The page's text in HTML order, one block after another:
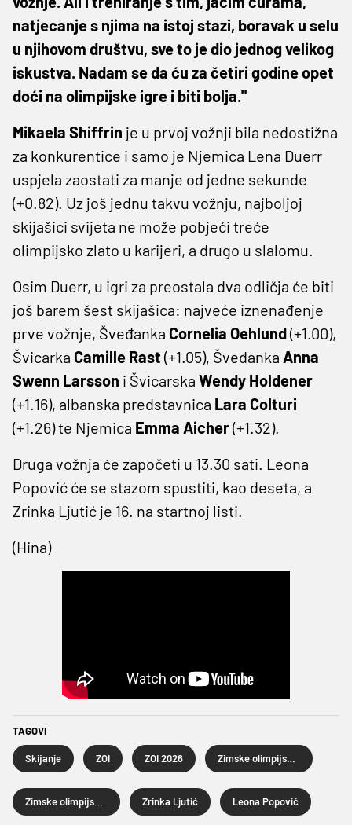
natjecanje s njima na istoj stazi, boravak u selu
u njihovom društvu, sve to je dio jednog velikog
iskustva. Nadam se da ću za četiri godine opet
doći na olimpijske igre i biti bolja."
Mikaela Shiffrin je u prvoj vožnji bila nedostižna
za konkurentice i samo je Njemica Lena Duerr
uspjela zaostati za manje od jedne sekunde
(+0.82). Uz još jednu takvu vožnju, najboljoj
skijašici svijeta ne može pobjeći treće
olimpijsko zlato u karijeri, a drugo u slalomu.
Osim Duerr, u igri za preostala dva odličja će biti
još barem šest skijašica: najveće iznenađenje
prve vožnje, Šveđanka Cornelia Oehlund(+1.00),
Švicarka Camille Rast (+1.05), Šveđanka Anna
Swenn Larsson i Švicarska Wendy Holdener
(+1.16), albanska predstavnica Lara Colturi
(+1.26) te Njemica Emma Aicher(+1.32).
Druga vožnja će započeti u 13.30 sati. Leona
Popović će se stazom spustiti, kao deseta, a
Zrinka Ljutić je 16. na startnoj listi.
(Hina)
TAGOVI
Skijanje ZOI ZOI 2026
Zrinka Ljutić Leona Popović